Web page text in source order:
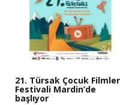
21. Türsak Çocuk
Festivali Mardin’de
başlıyor